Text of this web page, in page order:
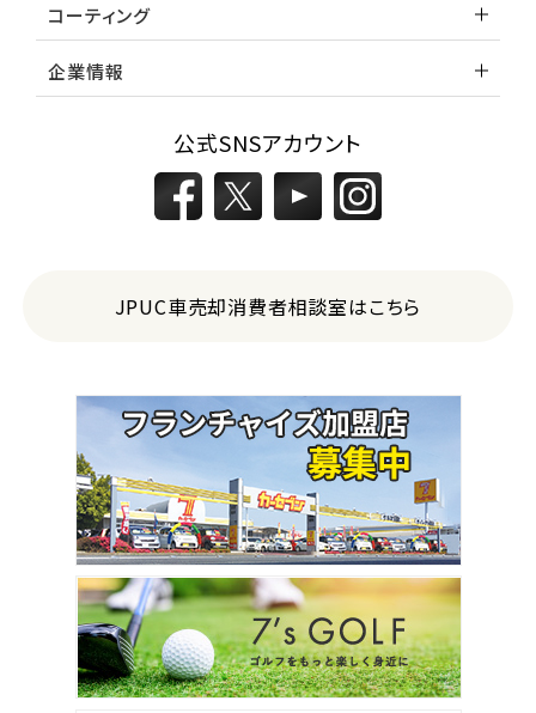
コーティング
企業情報
公式SNSアカウント
JPUC車売却消費者相談室はこちら